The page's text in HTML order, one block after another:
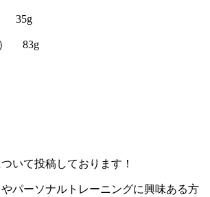
35g
83g
いて投稿しております！
パーソナルトレーニングに興味ある方